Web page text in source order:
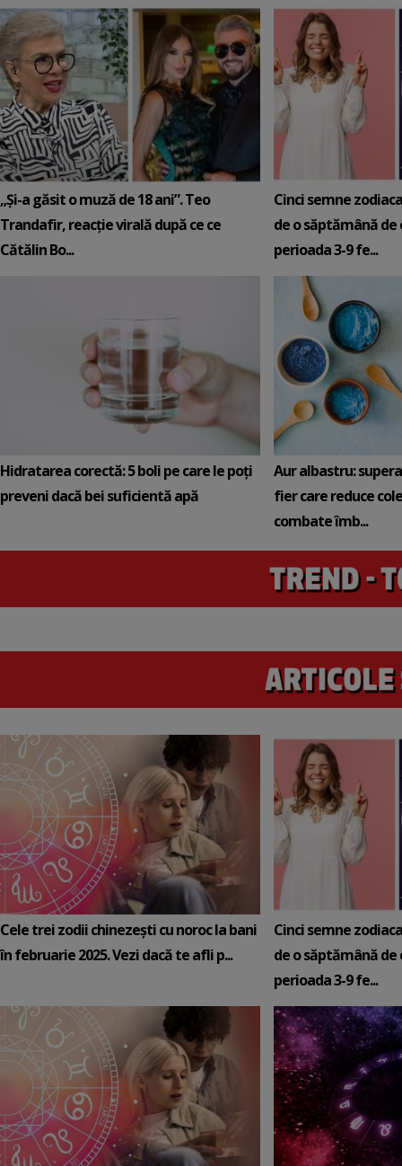
„Și-a găsit o muză de 18 ani”. Teo
Trandafir, reacție virală după ce ce
Cătălin Bo...
Cinci semne
de o săptămână de
perioada 3-9 fe...
Hidratarea corectă: 5 boli pe care le poți
preveni dacă bei suficientă apă
Aur albastru:
fier care reduce
combate îmb...
Cele trei zodii chinezești cu noroc la bani
în februarie 2025. Vezi dacă te afli p...
Cinci semne
de o săptămână de
perioada 3-9 fe...